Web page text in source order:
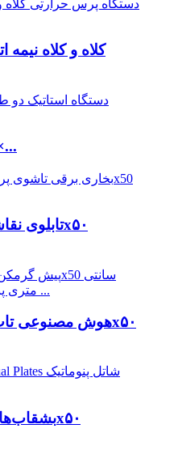
کلاه و کلاه نیمه
برقی